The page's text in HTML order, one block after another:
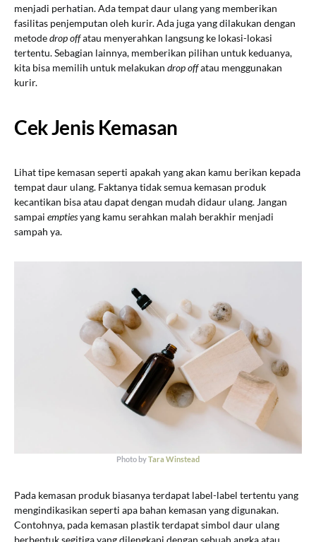
menjadi perhatian. Ada tempat daur ulang yang memberikan
fasilitas penjemputan oleh kurir. Ada juga yang dilakukan dengan
metodedrop offatau menyerahkan langsung ke lokasi-lokasi
tertentu. Sebagian lainnya, memberikan pilihan untuk keduanya,
kita bisa memilih untuk melakukan drop offatau menggunakan
kurir.
Cek Jenis Kemasan
Lihat tipe kemasan seperti apakah yang akan kamu berikan kepada
tempat daur ulang. Faktanya tidak semua kemasan produk
kecantikan bisa atau dapat dengan mudah didaur ulang. Jangan
sampai emptiesyang kamu serahkan malah berakhir menjadi
sampah ya.
Photo byTara Winstead
Pada kemasan produk biasanya terdapat label-label tertentu yang
mengindikasikan seperti apa bahan kemasan yang digunakan.
Contohnya, pada kemasan plastik terdapat simbol daur ulang
berbentuk segitiga yang dilengkapi dengan sebuah angka atau